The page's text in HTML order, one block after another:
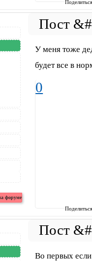
У меня тоже
будет все в
0
Во первых